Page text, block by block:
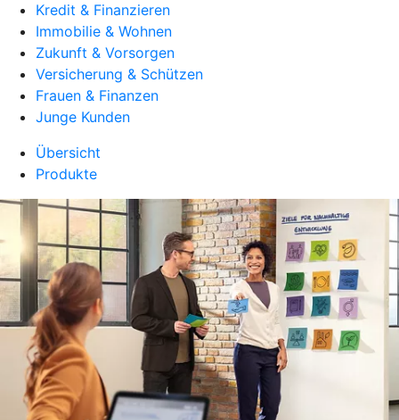
Kredit & Finanzieren
Immobilie & Wohnen
Zukunft & Vorsorgen
Versicherung & Schützen
Frauen & Finanzen
Junge Kunden
Übersicht
Produkte